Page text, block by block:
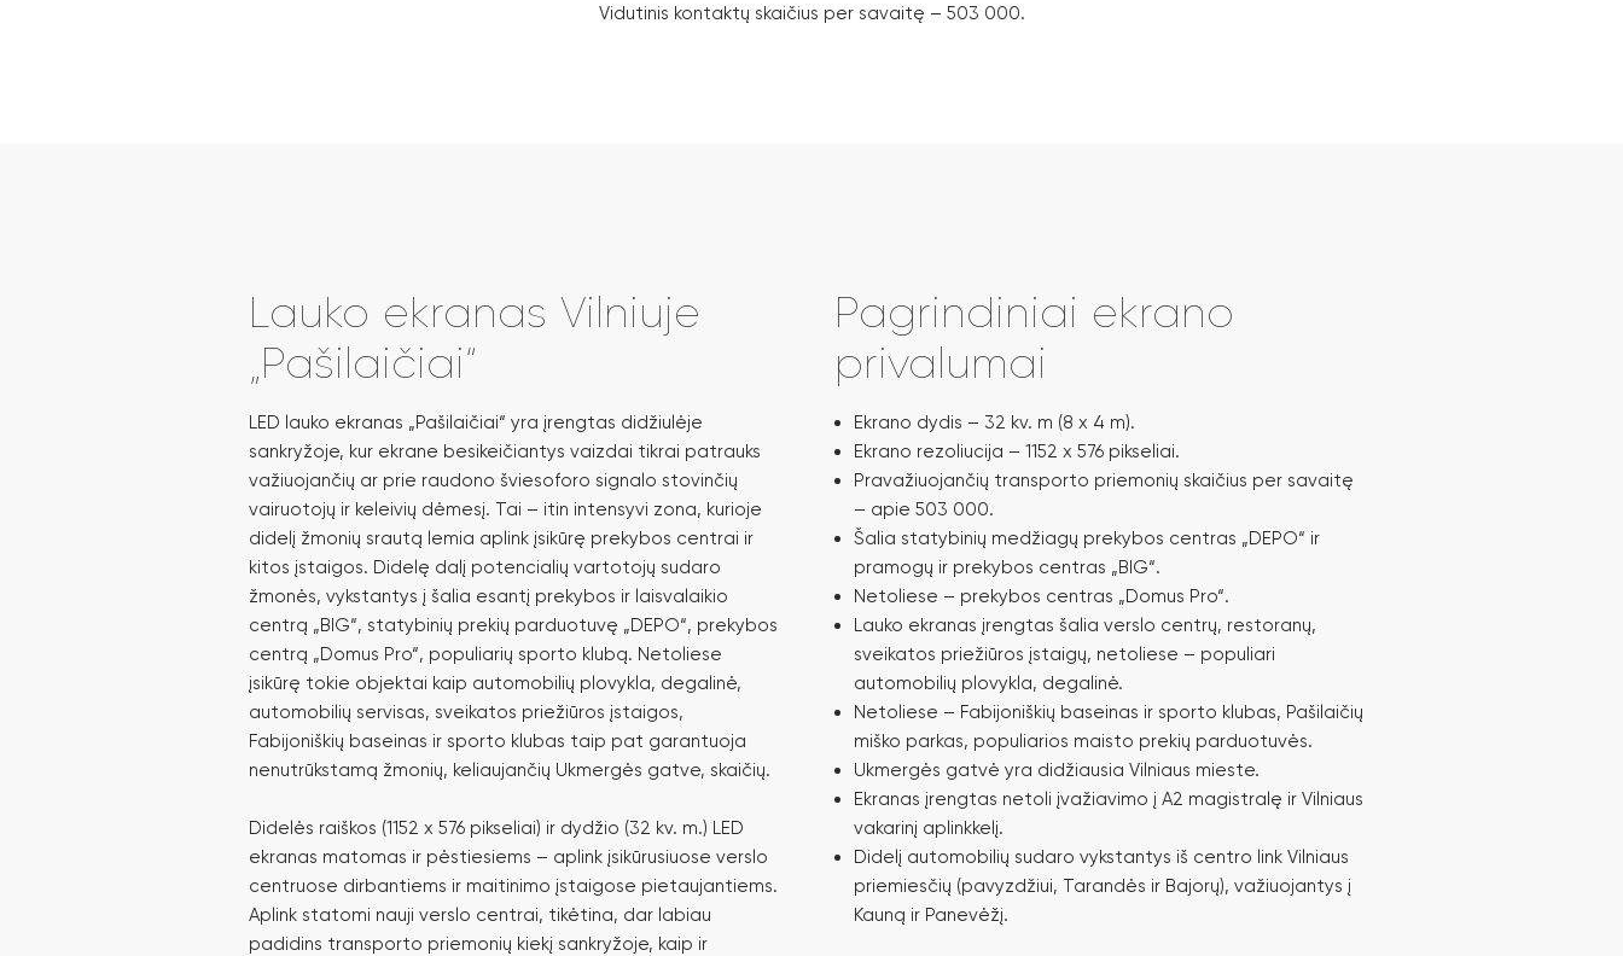
Vidutinis kontaktų skaičius per savaitę – 503 000.
Lauko ekranas Vilniuje
„Pašilaičiai“
LED lauko ekranas „Pašilaičiai“ yra įrengtas didžiulėje
sankryžoje, kur ekrane besikeičiantys vaizdai tikrai patrauks
važiuojančių ar prie raudono šviesoforo signalo stovinčių
vairuotojų ir keleivių dėmesį. Tai – itin intensyvi zona, kurioje
didelį žmonių srautą lemia aplink įsikūrę prekybos centrai ir
kitos įstaigos. Didelę dalį potencialių vartotojų sudaro
žmonės, vykstantys į šalia esantį prekybos ir laisvalaikio
centrą „BIG“, statybinių prekių parduotuvę „DEPO“, prekybos
centrą „Domus Pro“, populiarių sporto klubą. Netoliese
įsikūrę tokie objektai kaip automobilių plovykla, degalinė,
automobilių servisas, sveikatos priežiūros įstaigos,
Fabijoniškių baseinas ir sporto klubas taip pat garantuoja
nenutrūkstamą žmonių, keliaujančių Ukmergės gatve, skaičių.
Didelės raiškos (1152 x 576 pikseliai) ir dydžio (32 kv. m.) LED
ekranas matomas ir pėstiesiems – aplink įsikūrusiuose verslo
centruose dirbantiems ir maitinimo įstaigose pietaujantiems.
Aplink statomi nauji verslo centrai, tikėtina, dar labiau
padidins transporto priemonių kiekį sankryžoje, kaip ir
Pagrindiniai ekrano
privalumai
Ekrano dydis – 32 kv. m (8 x 4 m).
Ekrano rezoliucija – 1152 x 576 pikseliai.
Pravažiuojančių transporto priemonių skaičius per savaitę
– apie 503 000.
Šalia statybinių medžiagų prekybos centras „DEPO“ ir
pramogų ir prekybos centras „BIG“.
Netoliese – prekybos centras „Domus Pro“.
Lauko ekranas įrengtas šalia verslo centrų, restoranų,
sveikatos priežiūros įstaigų, netoliese – populiari
automobilių plovykla, degalinė.
Netoliese – Fabijoniškių baseinas ir sporto klubas, Pašilaičių
miško parkas, populiarios maisto prekių parduotuvės.
Ukmergės gatvė yra didžiausia Vilniaus mieste.
Ekranas įrengtas netoli įvažiavimo į A2 magistralę ir Vilniaus
vakarinį aplinkkelį.
Didelį automobilių sudaro vykstantys iš centro link Vilniaus
priemiesčių (pavyzdžiui, Tarandės ir Bajorų), važiuojantys į
Kauną ir Panevėžį.